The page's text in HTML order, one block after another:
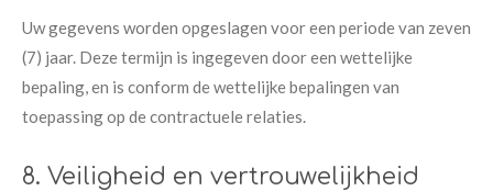
Uw gegevens worden opgeslagen voor een periode van zeven
(7) jaar. Deze termijn is ingegeven door een wettelijke
bepaling, en is conform de wettelijke bepalingen van
toepassing op de contractuele relaties.
8. Veiligheid en vertrouwelijkheid